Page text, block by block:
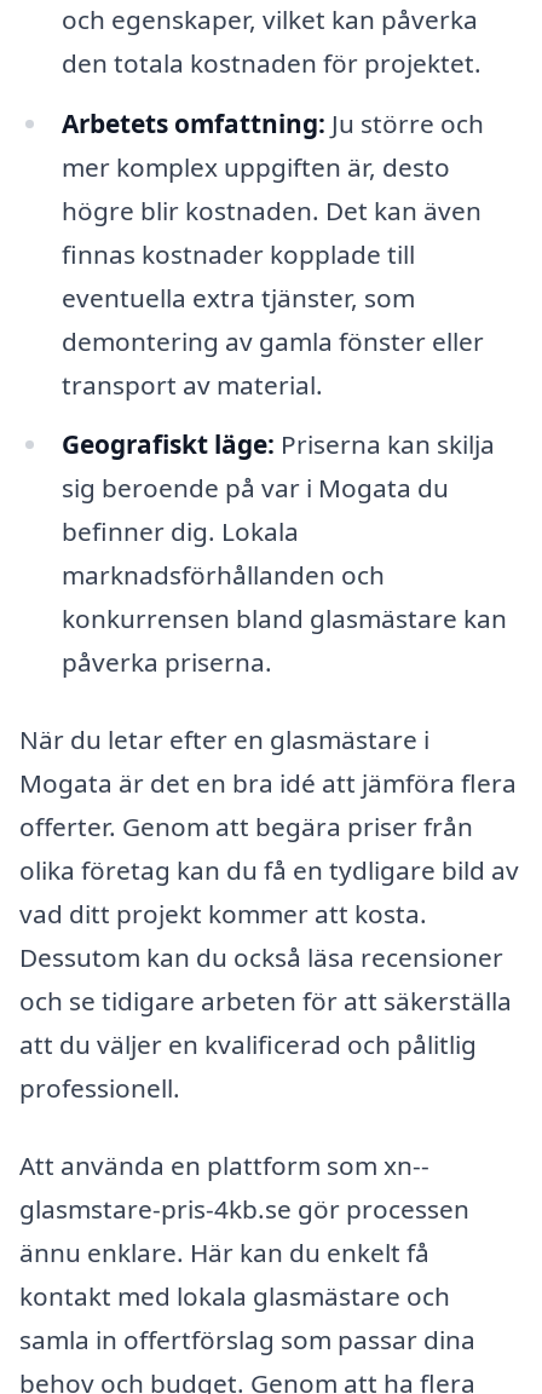
och egenskaper, vilket kan påverka
den totala kostnaden för projektet.
Arbetets omfattning: Ju större och
mer komplex uppgiften är, desto
högre blir kostnaden. Det kan även
finnas kostnader kopplade till
eventuella extra tjänster, som
demontering av gamla fönster eller
transport av material.
Geografiskt läge: Priserna kan skilja
sig beroende på var i Mogata du
befinner dig. Lokala
marknadsförhållanden och
konkurrensen bland glasmästare kan
påverka priserna.
När du letar efter en glasmästare i
Mogata är det en bra idé att jämföra flera
offerter. Genom att begära priser från
olika företag kan du få en tydligare bild av
vad ditt projekt kommer att kosta.
Dessutom kan du också läsa recensioner
och se tidigare arbeten för att säkerställa
att du väljer en kvalificerad och pålitlig
professionell.
Att använda en plattform som xn--
glasmstare-pris-4kb.se gör processen
ännu enklare. Här kan du enkelt få
kontakt med lokala glasmästare och
samla in offertförslag som passar dina
behov och budget. Genom att ha flera